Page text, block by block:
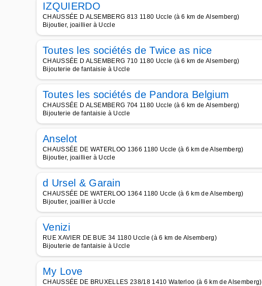
IZQUIERDO
CHAUSSÉE D ALSEMBERG 813 1180 Uccle (à 6 km de Alsemberg)
Bijoutier, joaillier à Uccle
Toutes les sociétés de Twice as nice
CHAUSSÉE D ALSEMBERG 710 1180 Uccle (à 6 km de Alsemberg)
Bijouterie de fantaisie à Uccle
Toutes les sociétés de Pandora Belgium
CHAUSSÉE D ALSEMBERG 704 1180 Uccle (à 6 km de Alsemberg)
Bijouterie de fantaisie à Uccle
Anselot
CHAUSSÉE DE WATERLOO 1366 1180 Uccle (à 6 km de Alsemberg)
Bijoutier, joaillier à Uccle
d Ursel & Garain
CHAUSSÉE DE WATERLOO 1364 1180 Uccle (à 6 km de Alsemberg)
Bijoutier, joaillier à Uccle
Venizi
RUE XAVIER DE BUE 34 1180 Uccle (à 6 km de Alsemberg)
Bijouterie de fantaisie à Uccle
My Love
CHAUSSÉE DE BRUXELLES 238/18 1410 Waterloo (à 6 km de Alsemberg)